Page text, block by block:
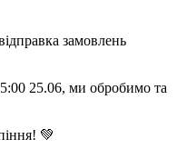
замовлень
25.06, ми обробимо та
💚